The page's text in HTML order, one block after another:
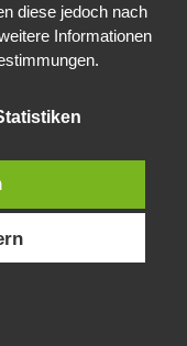
Nutzung dieser
zu.
diese jedoch nach
Informationen